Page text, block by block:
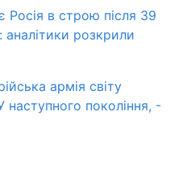
Росія в строю після 39
аналітики розкрили
армія світу
покоління, -